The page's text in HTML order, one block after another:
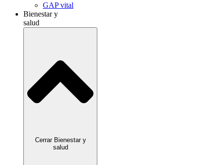
GAP vital
Bienestar y
salud
Cerrar Bienestar y
salud